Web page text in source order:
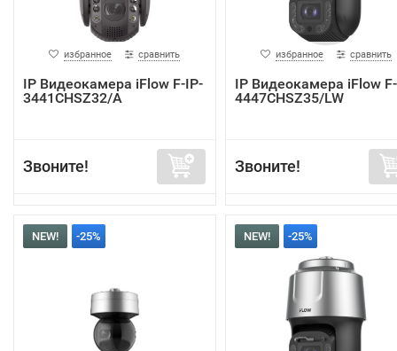
избранное сравнить
IP Видеокамера iFlow F-IP-
3441CHSZ32/A
Звоните!
избранное сравнить
IP Видеокамера iFlow
4447CHSZ35/LW
Звоните!
NEW! -25% NEW! -25%